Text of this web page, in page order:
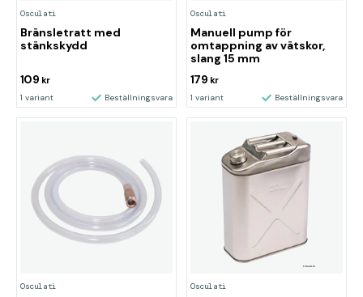
Osculati
Bränsletratt med
stänkskydd
109 kr
1 variant Beställningsvara
Osculati
Manuell pump för
omtappning av vätskor,
slang 15 mm
179 kr
1 variant Beställningsvara
Osculati Osculati